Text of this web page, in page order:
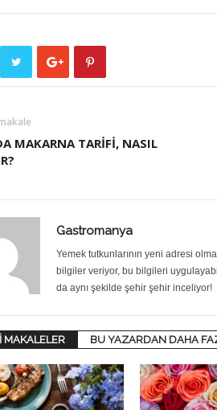
MAKARNA TARİFİ, NASIL
Gastromanya
Yemek tutkunlarının yeni adresi
bilgiler veriyor, bu bilgileri
da aynı şekilde şehir şehir inceliyor!
MAKALELER BU YAZARDAN DAHA